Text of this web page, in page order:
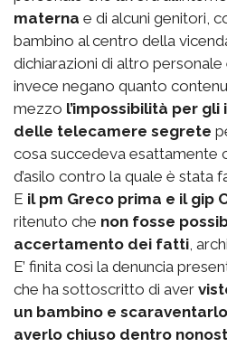
materna e di alcuni genitori,
bambino al centro della
dichiarazioni di altro
invece negano quanto
mezzo l’impossibilità per
delle telecamere segrete
cosa succedeva esattamente
d’asilo contro la quale è stata
E il pm Greco prima e il gip
ritenuto che non fosse
accertamento dei fatti,
E’ finita così la denuncia
che ha sottoscritto di aver
un bambino e
averlo chiuso dentro